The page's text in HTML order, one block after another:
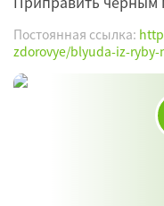
Постоянная ссылка:
zdorovye/blyuda-iz-